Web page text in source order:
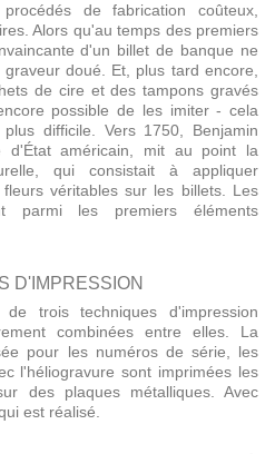
de fabrication coûteux,
Alors qu'au temps des premiers
d'un billet de banque ne
doué. Et, plus tard encore,
de cire et des tampons gravés
possible de les imiter - cela
difficile. Vers 1750, Benjamin
d'État américain, mit au point la
qui consistait à appliquer
véritables sur les billets. Les
parmi les premiers éléments
D'IMPRESSION
trois techniques d'impression
combinées entre elles. La
pour les numéros de série, les
l'héliogravure sont imprimées les
des plaques métalliques. Avec
est réalisé.